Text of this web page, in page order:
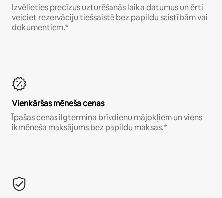
Izvēlieties precīzus uzturēšanās laika datumus un ērti
veiciet rezervāciju tiešsaistē bez papildu saistībām vai
dokumentiem.*
Vienkāršas mēneša cenas
Īpašas cenas ilgtermiņa brīvdienu mājokļiem un viens
ikmēneša maksājums bez papildu maksas.*